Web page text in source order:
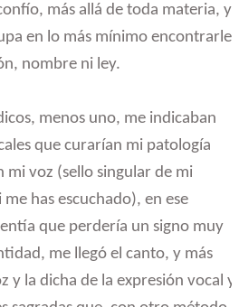
más allá de toda materia, y
en lo más mínimo encontrarle
nombre ni ley.
menos uno, me indicaban
que curarían mi patología
voz (sello singular de mi
has escuchado), en ese
que perdería un signo muy
me llegó el canto, y más
y la dicha de la expresión vocal y